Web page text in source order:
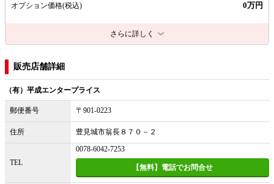
オプション価格(税込) 0万円
さらに詳しく
販売店舗詳細
（有）平成エンタープライス
郵便番号 〒901-0223
住所 豊見城市翁長８７０－２
TEL
0078-6042-7253
【無料】電話でお問合せ